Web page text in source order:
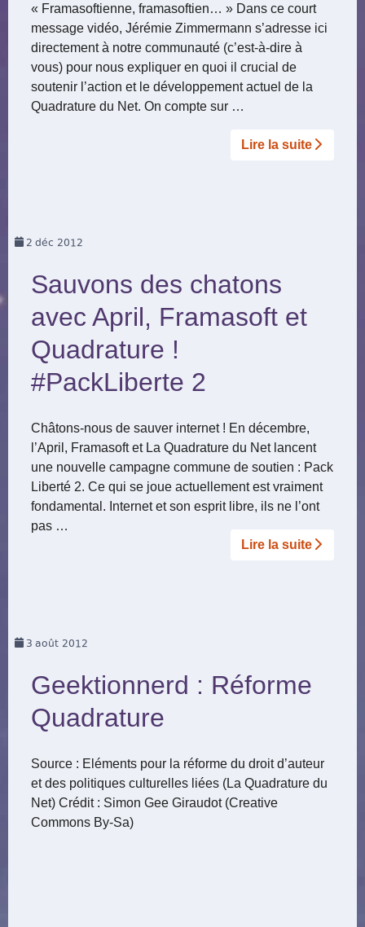
« Framasoftienne, framasoftien… » Dans ce court
message vidéo, Jérémie Zimmermann s’adresse ici
directement à notre communauté (c’est-à-dire à
vous) pour nous expliquer en quoi il crucial de
soutenir l’action et le développement actuel de la
Quadrature du Net. On compte sur …
Lire la suite­­
2 déc 2012
Sauvons des chatons
avec April, Framasoft et
Quadrature !
#PackLiberte 2
Châtons-nous de sauver internet ! En décembre,
l’April, Framasoft et La Quadrature du Net lancent
une nouvelle campagne commune de soutien : Pack
Liberté 2. Ce qui se joue actuellement est vraiment
fondamental. Internet et son esprit libre, ils ne l’ont
pas …
Lire la suite­­
3 août 2012
Geektionnerd : Réforme
Quadrature
Source : Eléments pour la réforme du droit d’auteur
et des politiques culturelles liées (La Quadrature du
Net) Crédit : Simon Gee Giraudot (Creative
Commons By-Sa)